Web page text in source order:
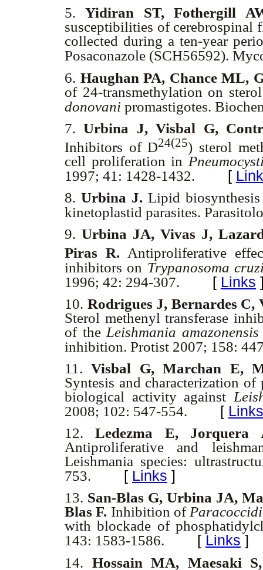
5.Yidiran ST, Fothergill
susceptibilities of cerebrospinal
collected during a ten-year
Posaconazole (SCH56592).
6. Haughan PA, Chance ML,
of 24-transmethylation on
donovani promastigotes.
7.Urbina J, Visbal G,
Inhibitors ofD24(25) sterol
cell proliferation in
1997; 41: 1428-1432. [
8. Urbina J. Lipid biosynthesis
kinetoplastid parasites.
9. Urbina JA, Vivas J,
Piras R. Antiproliferative
inhibitors on Trypanosoma
1996; 42: 294-307. [ Links
10. Rodrigues J, Bernardes C,
Sterol methenyl transferase
of the Leishmania amazonensis
inhibition. Protist 2007; 158:
11.Visbal G, Marchan E,
Syntesis and characterization
biological activity against
2008; 102: 547-554. [ Links
12.Ledezma E,
Antiproliferative and
Leishmania species:
753. [ Links ]
13. San-Blas G, Urbina JA,
Blas F. Inhibition of
with blockade of
143: 1583-1586. [ Links ]
14. Hossain MA, Maesaki